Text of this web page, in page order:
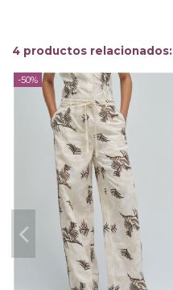
4 productos relacionados:
-50%